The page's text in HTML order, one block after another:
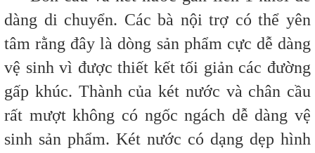
dàng di chuyển. Các bà nội trợ có thể yên
tâm rằng đây là dòng sản phẩm cực dễ dàng
vệ sinh vì được thiết kết tối giản các đường
gấp khúc. Thành của két nước và chân cầu
rất mượt không có ngốc ngách dễ dàng vệ
sinh sản phẩm. Két nước có dạng dẹp hình